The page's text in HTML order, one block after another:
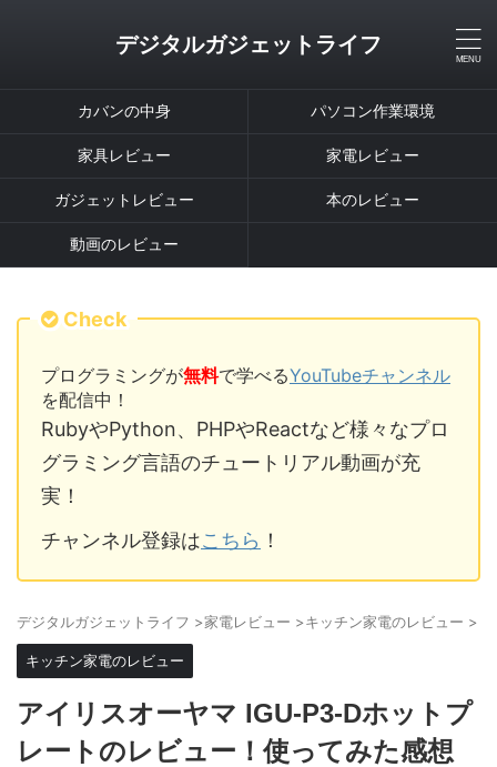
デジタルガジェットライフ
カバンの中身 パソコン作業環境
家具レビュー 家電レビュー
ガジェットレビュー 本のレビュー
動画のレビュー
Check
プログラミングが無料で学べるYouTubeチャンネル
を配信中！
RubyやPython、PHPやReactなど様々なプロ
グラミング言語のチュートリアル動画が充
実！
チャンネル登録はこちら ！
デジタルガジェットライフ >家電レビュー >キッチン家電のレビュー >
キッチン家電のレビュー
アイリスオーヤマ IGU-P3-Dホットプ
レートのレビュー！使ってみた感想